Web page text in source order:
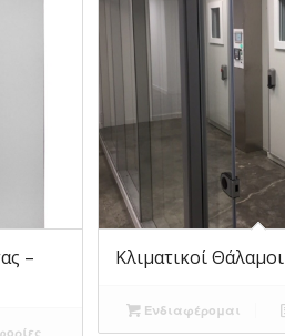
–
Κλιματικοί Θάλαμοι
Ενδιαφέρομαι